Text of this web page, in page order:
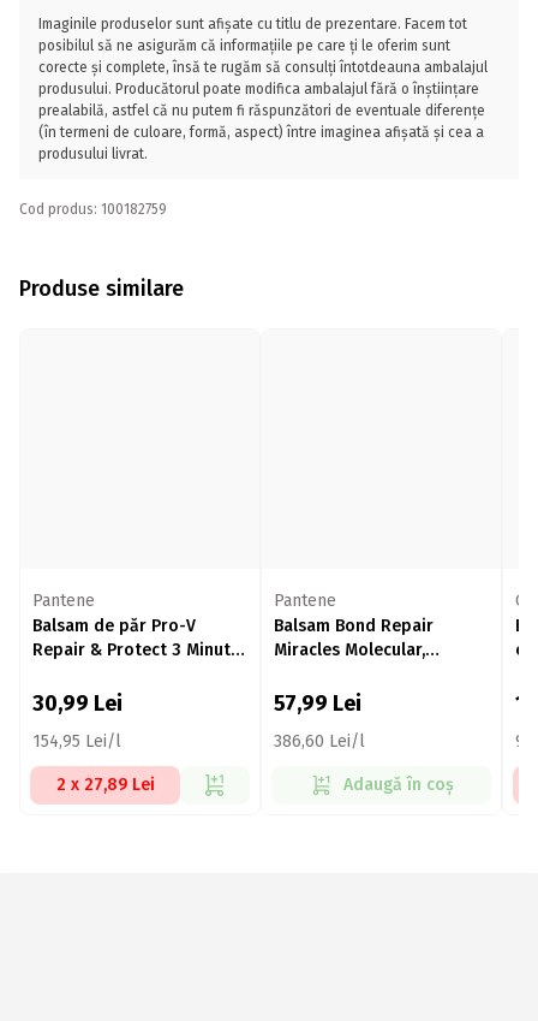
Imaginile produselor sunt afișate cu titlu de prezentare. Facem tot
posibilul să ne asigurăm că informațiile pe care ți le oferim sunt
corecte și complete, însă te rugăm să consulți întotdeauna ambalajul
produsului. Producătorul poate modifica ambalajul fără o înștiințare
prealabilă, astfel că nu putem fi răspunzători de eventuale diferențe
(în termeni de culoare, formă, aspect) între imaginea afișată și cea a
produsului livrat.
Cod produs: 100182759
Produse similare
Pantene
Balsam de păr Pro-V
Repair & Protect 3 Minute
uscat, 200ml
30,99 Lei
154,95 Lei/l
2 x 27,89 Lei
Pantene
Balsam Bond Repair
Miracles Molecular,
biotina, 150ml
57,99 Lei
386,60 Lei/l
Adaugă în coș